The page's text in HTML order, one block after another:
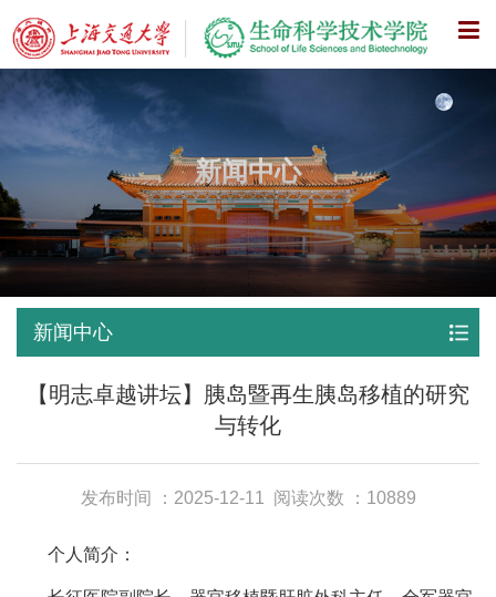
X
新闻中心
新闻中心
【明志卓越讲坛】胰岛暨再生胰岛移植的研究
与转化
发布时间 ：2025-12-11 阅读次数 ：10889
个人简介：